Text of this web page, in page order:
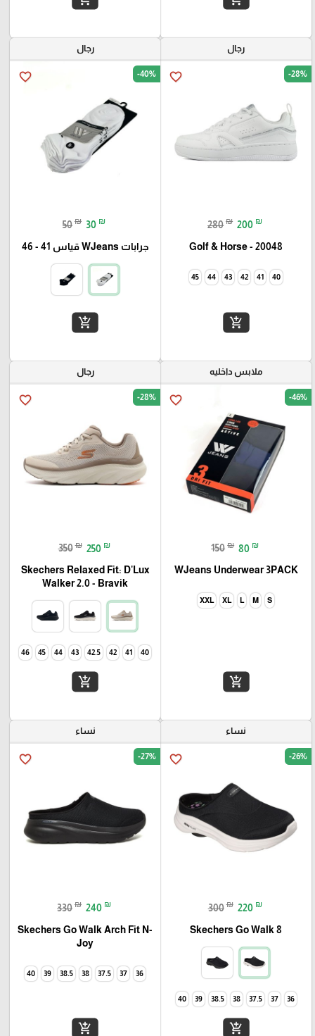
رجال
favorite_border -28%
280 ₪ 200 ₪
Golf & Horse - 20048
40
41
42
43
44
45
add_shopping_cart
رجال
favorite_border -40%
50 ₪ 30 ₪
جرابات WJeans قياس 41 - 46
add_shopping_cart
ملابس داخليه
favorite_border -46%
150 ₪ 80 ₪
WJeans Underwear 3PACK
S
M
L
XL
XXL
add_shopping_cart
رجال
favorite_border -28%
350 ₪ 250 ₪
Skechers Relaxed Fit: D'Lux
Walker 2.0 - Bravik
40
41
42
42.5
43
44
45
46
add_shopping_cart
نساء
favorite_border -26%
300 ₪ 220 ₪
Skechers Go Walk 8
36
37
37.5
38
38.5
39
40
add_shopping_cart
نساء
favorite_border -27%
330 ₪ 240 ₪
Skechers Go Walk Arch Fit N-
Joy
36
37
37.5
38
38.5
39
40
add_shopping_cart